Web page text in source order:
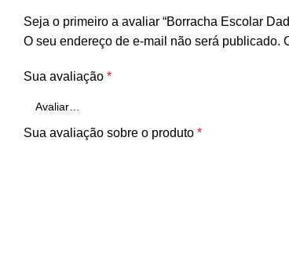
Seja o primeiro a avaliar “Borracha Escolar
O seu endereço de e-mail não será publicado.
Sua avaliação *
Sua avaliação sobre o produto *